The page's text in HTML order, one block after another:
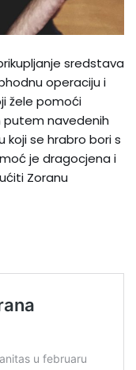
sredstava
operaciju i
žele pomoći
putem navedenih
koji se hrabro bori s
je dragocjena i
Zoranu